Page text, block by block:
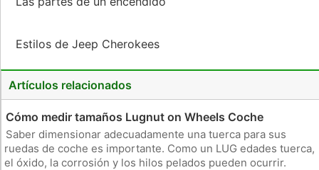
Estilos de Jeep Cherokees
Artículos relacionados
Cómo medir tamaños Lugnut on Wheels Coche
Saber dimensionar adecuadamente una tuerca para sus
ruedas de coche es importante. Como un LUG edades tuerca,
el óxido, la corrosión y los hilos pelados pueden ocurrir.